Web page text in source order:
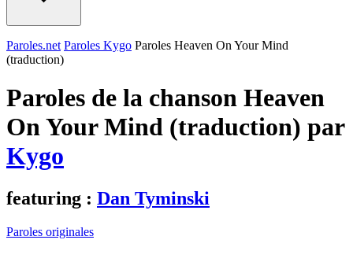
Paroles.net Paroles Kygo Paroles Heaven On Your Mind
(traduction)
Paroles de la chanson Heaven
On Your Mind (traduction) par
Kygo
featuring : Dan Tyminski
Paroles originales